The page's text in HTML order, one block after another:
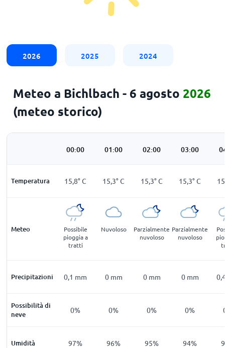
2026 2025 2024
Meteo a Bichlbach - 6 agosto 2026
(meteo storico)
00:00 01:00 02:00 03:00
Temperatura 15,8°C 15,3°C 15,3°C 15,3°C
Meteo
Possibile
pioggia a
tratti
Nuvoloso
Parzialmente
nuvoloso
Parzialmente
nuvoloso
Precipitazioni 0,1 mm 0 mm 0 mm 0 mm
Possibilità di
neve
0% 0% 0% 0%
Umidità 97% 96% 95% 94%